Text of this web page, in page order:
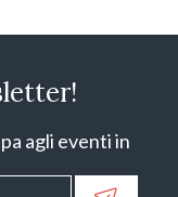
agli eventi in